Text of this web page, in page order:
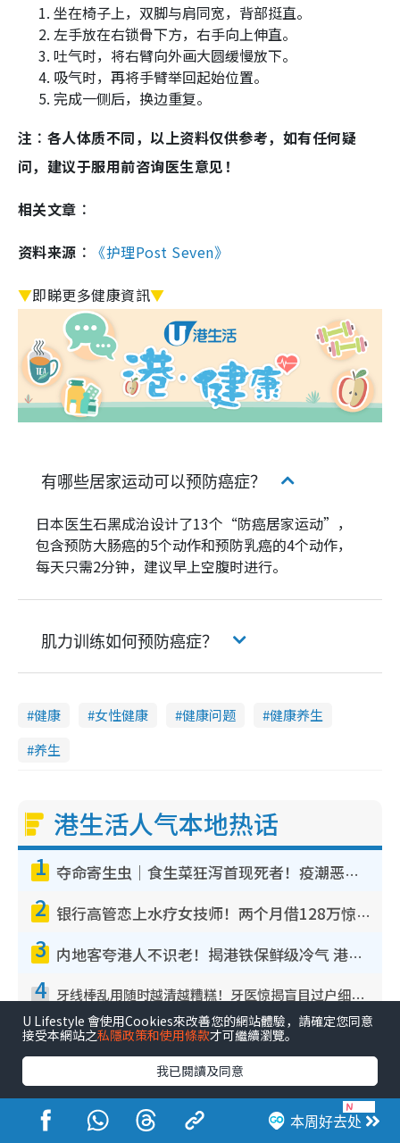
坐在椅子上，双脚与肩同宽，背部挺直。
左手放在右锁骨下方，右手向上伸直。
吐气时，将右臂向外画大圆缓慢放下。
吸气时，再将手臂举回起始位置。
完成一侧后，换边重复。
注︰各人体质不同，以上资料仅供参考，如有任何疑
问，建议于服用前咨询医生意见！
相关文章︰
资料来源︰ 《护理Post Seven》
▼即睇更多健康資訊▼
有哪些居家运动可以预防癌症？
日本医生石黑成治设计了13个“防癌居家运动”，
包含预防大肠癌的5个动作和预防乳癌的4个动作，
每天只需2分钟，建议早上空腹时进行。
肌力训练如何预防癌症？
健康 女性健康 健康问题
健康养生
养生
港生活人气本地热话
1 夺命寄生虫｜食生菜狂泻首现死者！疫潮恶化录1.8万宗病例 揭洗菜3大谬误
2 银行高管恋上水疗女技师！两个月借128万惊觉“沉船”沉落火海 揭背后疑似邪教操控卖淫
3 内地客夸港人不识老！揭港铁保鲜级冷气 港人求放过：别投诉
4 牙线棒乱用随时越清越糟糕！牙医惊揭盲目过户细菌恐致蛀牙：这种才是日常真保养
5
本周好去处
U Lifestyle 會使用Cookies來改善您的網站體驗，請確定您同意
接受本網站之私隱政策和使用條款才可繼續瀏覽。
我已閱讀及同意